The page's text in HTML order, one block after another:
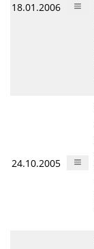
18.01.2006
24.10.2005